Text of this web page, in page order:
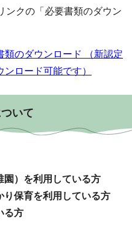
ンクの「必要書類のダウン
類のダウンロード （新認定
ロード可能です）
いて
園）を利用している方
り保育を利用している方
る方